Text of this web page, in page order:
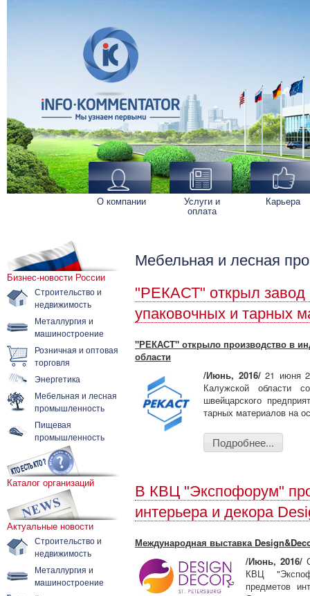
О компании Услуги и
оплата
Карьера
Бизнес-новости России
Строительство и
недвижимость
Металлургия и
машиностроение
Розничная и оптовая
торговля
Энергетика
Мебельная и лесная
промышленность
Пищевая
промышленность
Каталог организаций
Актуальные новости
Строительство и
недвижимость
Металлургия и
машиностроение
Мебельная и лесная
"РЕКАСТ" открыл завод
упаковочных и тарных
"РЕКАСТ" открыло производство в
области
/Июнь, 2016/21 июня
Калужской области
швейцарского
тарных материалов на
Подробнее...
В КВЦ "Экспофорум"
интерьера и декора
Международная выставка
/Июнь, 2016/С
КВЦ
предметов